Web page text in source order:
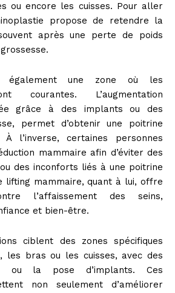
ou encore les cuisses. Pour aller
propose de retendre la
après une perte de poids
une zone où les
courantes. L’augmentation
grâce à des implants ou des
permet d’obtenir une poitrine
À l’inverse, certaines personnes
mammaire afin d’éviter des
des inconforts liés à une poitrine
lifting mammaire, quant à lui, offre
l’affaissement des seins,
et bien-être.
ciblent des zones spécifiques
les bras ou les cuisses, avec des
ou la pose d’implants. Ces
non seulement d’améliorer